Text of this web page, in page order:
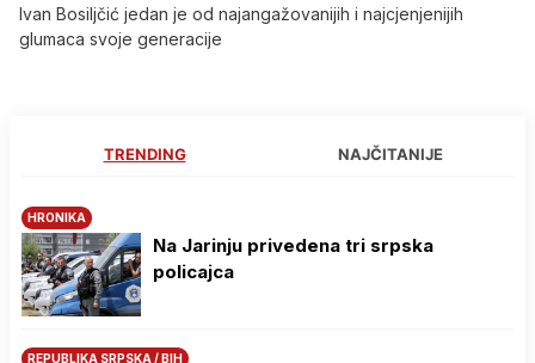
Ivan Bosiljčić jedan je od najangažovanijih i najcjenjenijih
glumaca svoje generacije
TRENDING NAJČITANIJE
HRONIKA
Na Јarinju privedena tri srpska
policajca
REPUBLIKA SRPSKA / BIH